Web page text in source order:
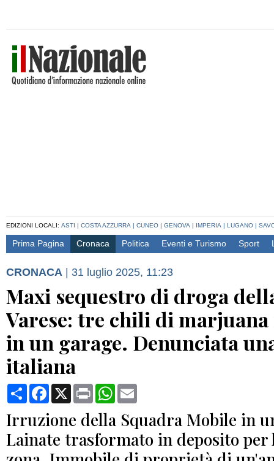
EDIZIONI LOCALI: ASTI | COSTA AZZURRA | CUNEO | GENOVA | IMPERIA | LUGANO |
Prima Pagina Cronaca Politica Eventi e Turismo Sport
CRONACA | 31 luglio 2025, 11:23
Maxi sequestro di droga
Varese: tre chili di
in un garage. Denunciata
italiana
CondividiFacebook
X Print WhatsApp
Irruzione della Squadra Mobile in
Lainate trasformato in deposito per